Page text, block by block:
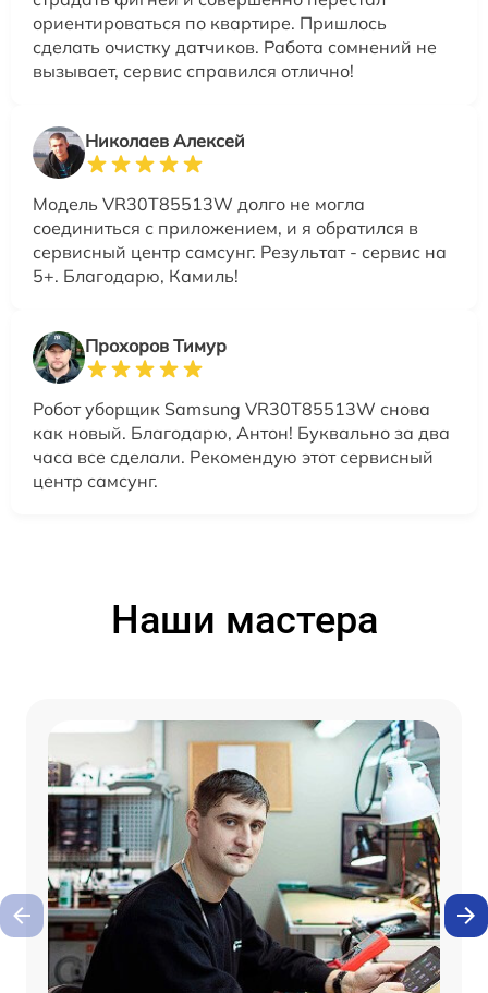
ориентироваться по квартире. Пришлось
сделать очистку датчиков. Работа сомнений не
вызывает, сервис справился отлично!
Николаев Алексей
Модель VR30T85513W долго не могла
соединиться с приложением, и я обратился в
сервисный центр самсунг. Результат - сервис на
5+. Благодарю, Камиль!
Прохоров Тимур
Робот уборщик Samsung VR30T85513W снова
как новый. Благодарю, Антон! Буквально за два
часа все сделали. Рекомендую этот сервисный
центр самсунг.
Наши мастера